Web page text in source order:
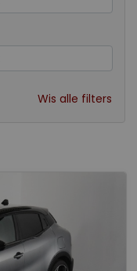
Wis alle filters